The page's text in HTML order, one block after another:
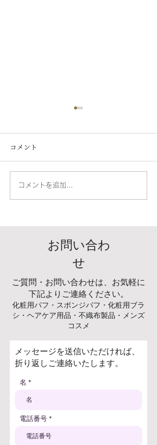
コメント
コメントを追加…
お問い合わ
せ
ご質問・お問い合わせは、お気軽に
下記よりご連絡ください。
化粧用パフ・スポンジパフ・化粧用ブラ
シ ・ヘアケア用品・不織布製品・メンズ
コスメ
メッセージを送信いただければ、
折り返しご連絡いたします。
名
電話番号